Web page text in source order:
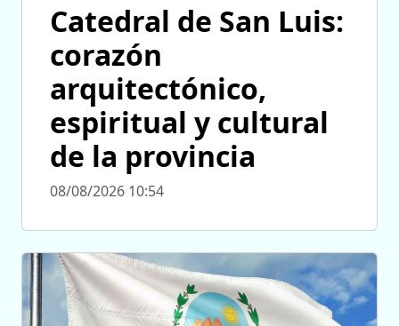
Catedral de San Luis:
corazón
arquitectónico,
espiritual y cultural
de la provincia
08/08/2026 10:54